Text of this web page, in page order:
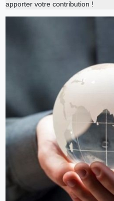
apporter votre contribution !